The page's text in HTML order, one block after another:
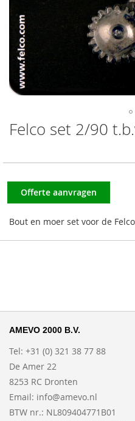
Ga
naar
begin
afbeeldingen-
Felco set 2/90
Offerte aanvragen
Bout en moer set voor de
AMEVO 2000 B.V.
Tel: +31 (0) 321 38 77 88
De Amer 22
8253 RC Dronten
Email: info@amevo.nl
BTW nr.: NL809404771B01